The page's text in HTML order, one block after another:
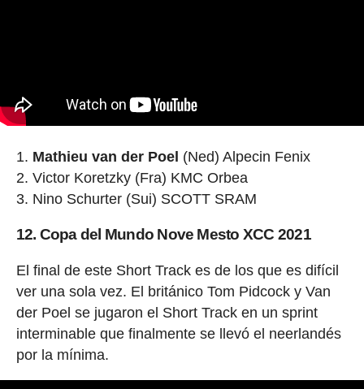
Mathieu van der Poel (Ned) Alpecin Fenix
Victor Koretzky (Fra) KMC Orbea
Nino Schurter (Sui) SCOTT SRAM
12. Copa del Mundo Nove Mesto XCC 2021
El final de este Short Track es de los que es difícil
ver una sola vez. El británico Tom Pidcock y Van
der Poel se jugaron el Short Track en un sprint
interminable que finalmente se llevó el neerlandés
por la mínima.